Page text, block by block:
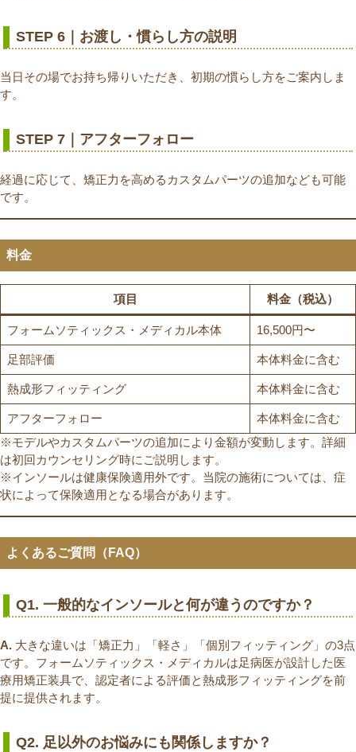
STEP 6｜お渡し・慣らし方の説明
当日その場でお持ち帰りいただき、初期の慣らし方をご案内しま
す。
STEP 7｜アフターフォロー
経過に応じて、矯正力を高めるカスタムパーツの追加なども可能
です。
料金
項目 料金（税込）
フォームソティックス・メディカル本体 16,500円〜
足部評価 本体料金に含む
熱成形フィッティング 本体料金に含む
アフターフォロー
本体料金に含む
※モデルやカスタムパーツの追加により金額が変動します。詳細
は初回カウンセリング時にご説明します。
※インソールは健康保険適用外です。当院の施術については、症
状によって保険適用となる場合があります。
よくあるご質問（FAQ）
Q1. 一般的なインソールと何が違うのですか？
A. 大きな違いは「矯正力」「軽さ」「個別フィッティング」の3点
です。フォームソティックス・メディカルは足病医が設計した医
療用矯正装具で、認定者による評価と熱成形フィッティングを前
提に提供されます。
Q2. 足以外のお悩みにも関係しますか？